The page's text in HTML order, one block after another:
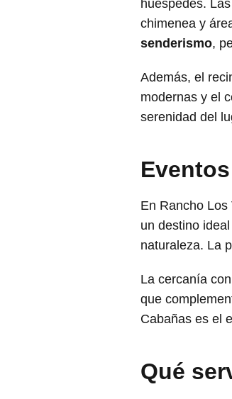
huéspedes.
chimenea y
senderismo,
Además, el
modernas y el
serenidad del
En Rancho
un destino
naturaleza. La
La cercanía
que
Cabañas es el
Qué